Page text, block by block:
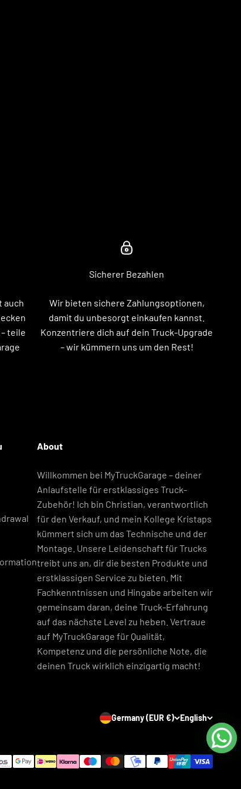
auch
teile
Sicherer Bezahlen
Wir bieten sichere Zahlungsoptionen,
damit du unbesorgt einkaufen kannst.
Konzentriere dich auf dein Truck-Upgrade
– wir kümmern uns um den Rest!
About
Willkommen bei MyTruckGarage – deiner
Anlaufstelle für erstklassiges Truck-
Zubehör! Ich bin Christian, verantwortlich
für den Verkauf, und mein Kollege Kristaps
kümmert sich um das Technische und der
Montage. Unsere Leidenschaft für Trucks
treibt uns an, dir die besten Produkte und
erstklassigen Service zu bieten. Mit
Fachkenntnissen und Hingabe arbeiten wir
gemeinsam daran, deine Truck-Erfahrung
auf das nächste Level zu heben. Vertraue
auf MyTruckGarage für Qualität,
Kompetenz und die persönliche Note, die
deinen Truck wirklich einzigartig macht!
Germany (EUR €) English